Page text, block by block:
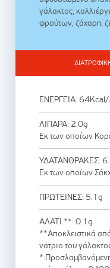
γάλακτος,
φρούτων, ζάχαρη,
ΕΝΕΡΓΕΙΑ:
ΛΙΠΑΡΑ: 2.0g
Εκ των οποίων
ΥΔΑΤΑΝΘΡΑΚΕΣ:
Εκ των οποίων
ΠΡΩΤΕΙΝΕΣ: 5.1g
ΑΛΑΤΙ **: 0.1g
**Αποκλειστικά
νάτριο του